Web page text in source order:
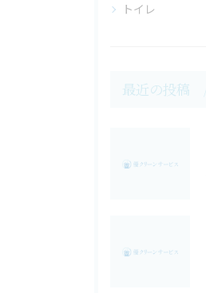
トイレ
最近の投稿